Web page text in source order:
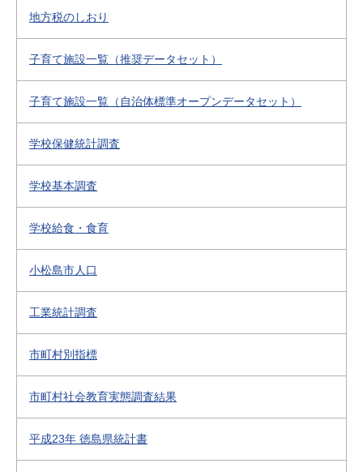
地方税のしおり
子育て施設一覧（推奨データセット）
子育て施設一覧（自治体標準オープンデータセット）
学校保健統計調査
学校基本調査
学校給食・食育
小松島市人口
工業統計調査
市町村別指標
市町村社会教育実態調査結果
平成23年 徳島県統計書